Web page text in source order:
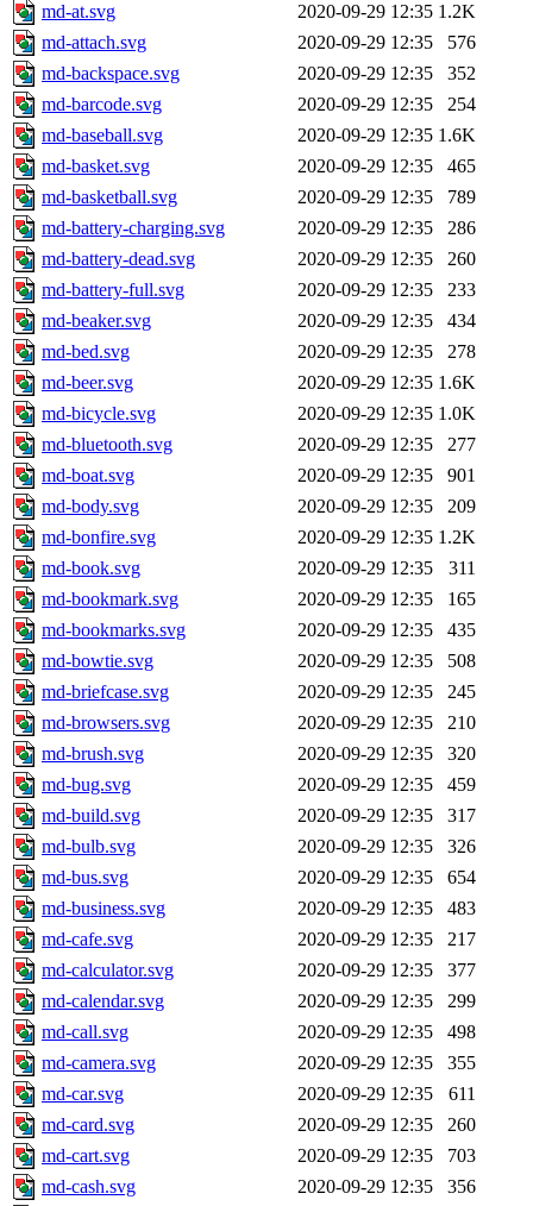
md-at.svg 2020-09-29 12:35 1.2K
md-attach.svg
2020-09-29 12:35
576
md-backspace.svg
2020-09-29 12:35
352
md-barcode.svg
2020-09-29 12:35
254
md-baseball.svg
2020-09-29 12:35 1.6K
md-basket.svg
2020-09-29 12:35
465
md-basketball.svg
2020-09-29 12:35
789
md-battery-charging.svg
2020-09-29 12:35
286
md-battery-dead.svg
2020-09-29 12:35
260
md-battery-full.svg
2020-09-29 12:35
233
md-beaker.svg
2020-09-29 12:35
434
md-bed.svg
2020-09-29 12:35
278
md-beer.svg
2020-09-29 12:35 1.6K
md-bicycle.svg
2020-09-29 12:35 1.0K
md-bluetooth.svg
2020-09-29 12:35
277
md-boat.svg
2020-09-29 12:35
901
md-body.svg
2020-09-29 12:35
209
md-bonfire.svg
2020-09-29 12:35 1.2K
md-book.svg
2020-09-29 12:35
311
md-bookmark.svg
2020-09-29 12:35
165
md-bookmarks.svg
2020-09-29 12:35
435
md-bowtie.svg
2020-09-29 12:35
508
md-briefcase.svg
2020-09-29 12:35
245
md-browsers.svg
2020-09-29 12:35
210
md-brush.svg
2020-09-29 12:35
320
md-bug.svg
2020-09-29 12:35
459
md-build.svg
2020-09-29 12:35
317
md-bulb.svg
2020-09-29 12:35
326
md-bus.svg
2020-09-29 12:35
654
md-business.svg
2020-09-29 12:35
483
md-cafe.svg
2020-09-29 12:35
217
md-calculator.svg
2020-09-29 12:35
377
md-calendar.svg
2020-09-29 12:35
299
md-call.svg
2020-09-29 12:35
498
md-camera.svg
2020-09-29 12:35
355
md-car.svg
2020-09-29 12:35
611
md-card.svg
2020-09-29 12:35
260
md-cart.svg
2020-09-29 12:35
703
md-cash.svg
2020-09-29 12:35
356